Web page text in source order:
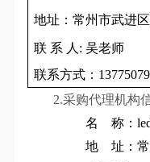
地址：常州市武进
联 系 人: 吴老师
联系方式：
2.采购代理机构
名 称：
地 址：常